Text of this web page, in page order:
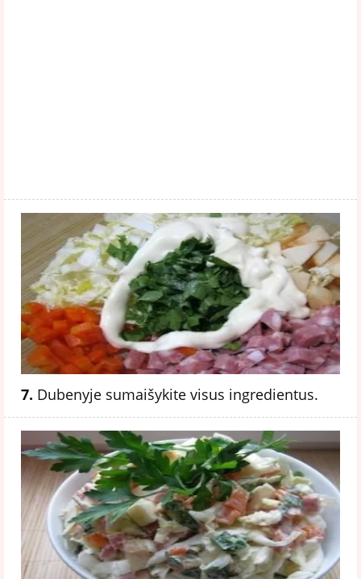
7. Dubenyje sumaišykite visus ingredientus.